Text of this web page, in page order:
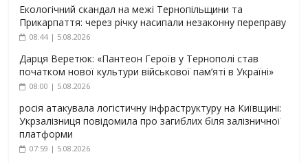
Екологічний скандал на межі Тернопільщини та
Прикарпаття: через річку насипали незаконну переправу
08:44 | 5.08.2026
Дарця Веретюк: «Пантеон Героїв у Тернополі став
початком нової культури військової пам’яті в Україні»
08:00 | 5.08.2026
росія атакувала логістичну інфраструктуру на Київщині:
Укрзалізниця повідомила про загиблих біля залізничної
платформи
07:59 | 5.08.2026